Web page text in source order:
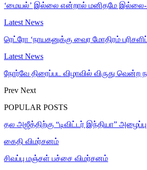
‘மையல்’ இல்லை என்றால் மனிதமே இல்லை-
Latest News
ரெட்ரோ ‘நாயகனுக்கு வைர மோதிரம்
Latest News
நோர்வே திரைப்பட விழாவில் விருது வென்ற
Prev Next
POPULAR POSTS
தல அஜீத்திற்கு “டிவிட்டர் இந்தியா” அழைப்பு
கைதி விமர்சனம்
சிவப்பு மஞ்சள் பச்சை விமர்சனம்